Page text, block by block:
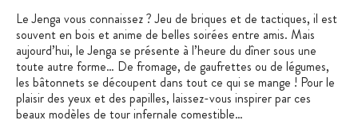
Le Jenga vous connaissez ? Jeu de briques et de tactiques, il est
souvent en bois et anime de belles soirées entre amis. Mais
aujourd’hui, le Jenga se présente à l’heure du dîner sous une
toute autre forme… De fromage, de gaufrettes ou de légumes,
les bâtonnets se découpent dans tout ce qui se mange ! Pour le
plaisir des yeux et des papilles, laissez-vous inspirer par ces
beaux modèles de tour infernale comestible…